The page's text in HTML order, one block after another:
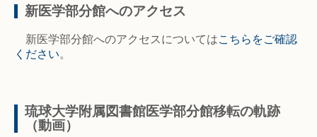
新医学部分館へのアクセス
新医学部分館へのアクセスについてはこちらをご確認
ください。
琉球大学附属図書館医学部分館移転の軌跡
（動画）